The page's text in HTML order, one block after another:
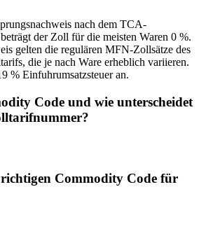
nach dem TCA-
der Zoll für die meisten Waren 0 %.
gelten die regulären MFN-Zollsätze des
die je nach Ware erheblich variieren.
% Einfuhrumsatzsteuer an.
Code und wie unterscheidet
Commodity Code für